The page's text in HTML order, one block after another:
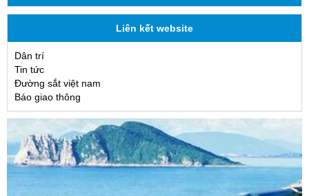
Liên kết website
Dân trí
Tin tức
Đường sắt việt nam
Báo giao thông